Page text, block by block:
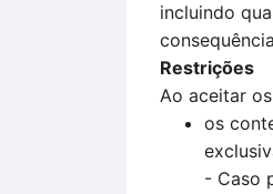
incluindo
Restrições
Ao aceitar
os
- Caso